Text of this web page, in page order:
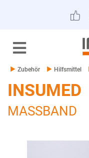
Zubehör Hilfsmittel
INSUMED
MASSBAND